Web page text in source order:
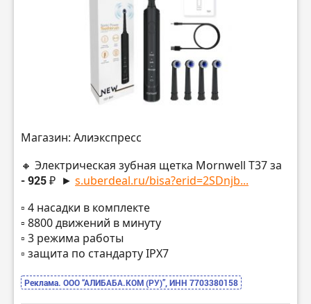
Магазин: Алиэкспресс
🔸 Электрическая зубная щетка Mornwell T37 за
- 925 ₽ ► s.uberdeal.ru/bisa?erid=2SDnjb...
▫️ 4 насадки в комплекте
▫️ 8800 движений в минуту
▫️ 3 режима работы
▫️ защита по стандарту IPX7
Реклама. ООО “АЛИБАБА.КОМ (РУ)”, ИНН 7703380158